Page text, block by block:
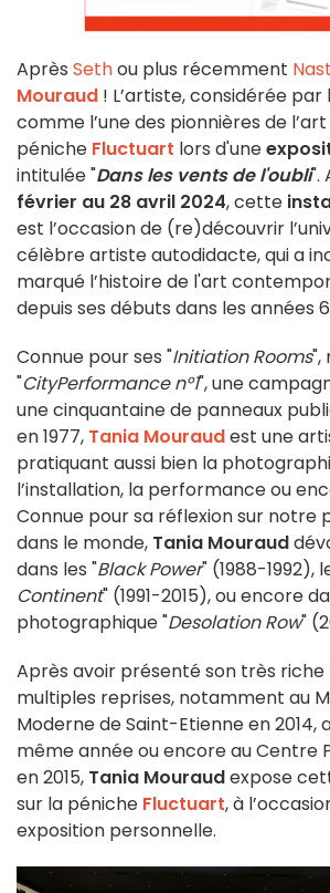
Après Sethou plus récemment
Mouraud ! L’artiste, considérée
comme l’une des pionnières de
péniche Fluctuart lors d'une
intitulée "Dans les vents de l'oubli".
février au 28 avril 2024, cette
est l’occasion de (re)découvrir
célèbre artiste autodidacte, qui a
marqué l’histoire de l'art
depuis ses débuts dans les années
Connue pour ses "Initiation Rooms",
"CityPerformance n°1", une
une cinquantaine de panneaux
en 1977, Tania Mouraudest une
pratiquant aussi bien la
l’installation, la performance ou
Connue pour sa réflexion sur notre
dans le monde, Tania Mouraud
dans les "Black Power" (1988-1992),
Continent" (1991-2015), ou encore
photographique "Desolation Row"
Après avoir présenté son très
multiples reprises, notamment au
Moderne de Saint-Etienne en 2014,
même année ou encore au Centre
en 2015, Tania Mouraudexpose
sur la péniche Fluctuart, à
exposition personnelle.